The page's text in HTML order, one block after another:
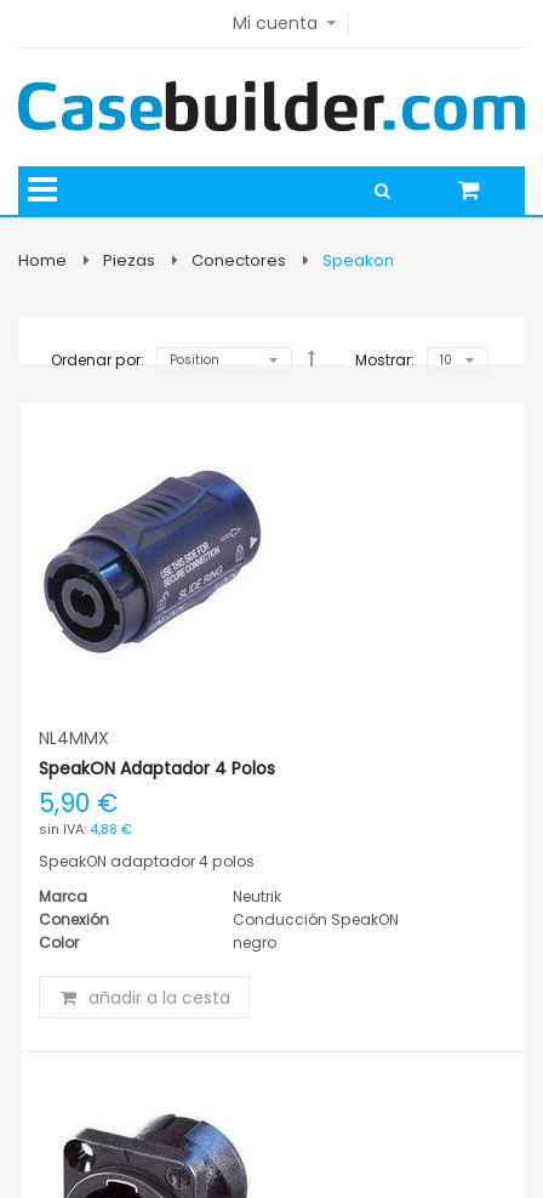
Mi cuenta
Home Piezas Conectores Speakon
Ordenar por: Mostrar:
NL4MMX
SpeakON Adaptador 4 Polos
5,90 €
4,88 €
SpeakON adaptador 4 polos
Marca
Neutrik
Conexión
Conducción SpeakON
Color
negro
añadir a la cesta